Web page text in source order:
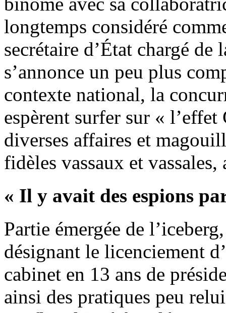
longtemps considéré
secrétaire d’État chargé
s’annonce un peu plus
contexte national, la
espèrent surfer sur «
diverses affaires et
fidèles vassaux et
« Il y avait des espions
Partie émergée de
désignant le licenciement
cabinet en 13 ans de
ainsi des pratiques peu